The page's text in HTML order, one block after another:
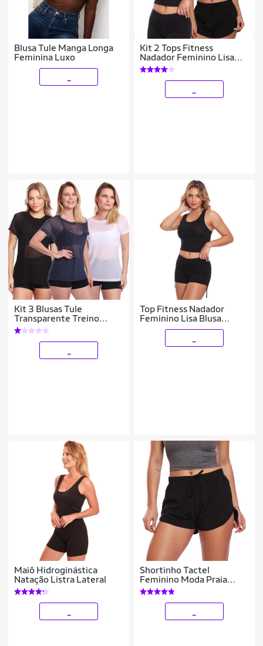
Blusa Tule Manga Longa
Feminina Luxo
Kit 2 Tops Fitness
Nadador Feminino Lisa
Blusa Básica
Kit 3 Blusas Tule
Transparente Treino
Academia Fitness Casual
Top Fitness Nadador
Feminino Lisa Blusa
Básica
Maiô Hidroginástica
Natação Listra Lateral
Shortinho Tactel
Feminino Moda Praia
Piscina Verão Adulto